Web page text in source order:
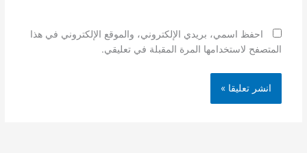
احفظ اسمي، بريدي الإلكتروني، والموقع الإلكتروني في هذا
المتصفح لاستخدامها المرة المقبلة في تعليقي.